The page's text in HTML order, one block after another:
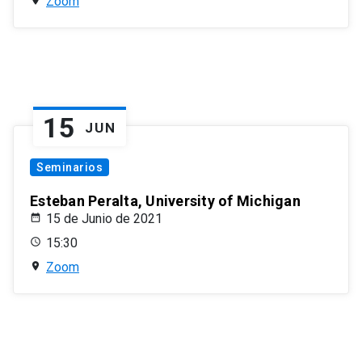
15 JUN
Seminarios
Esteban Peralta, University of Michigan
15 de Junio de 2021
15:30
Zoom